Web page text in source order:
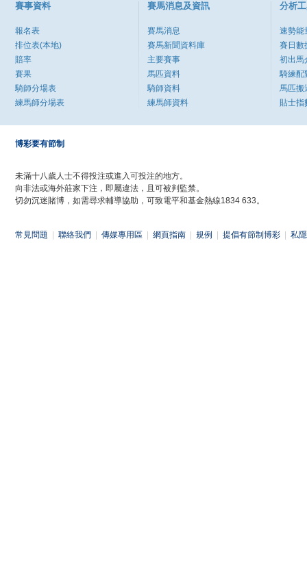
賽事資料
報名表
排位表(本地)
賠率
賽果
騎師分場表
練馬師分場表
賽馬消息及資訊
賽馬消息
賽馬新聞資料庫
主要賽事
馬匹資料
騎師資料
練馬師資料
分析
速勢能
賽日數
初出馬
騎練配
馬匹搬
貼士指
博彩要有節制
未滿十八歲人士不得投注或進入可投注的地方。
向非法或海外莊家下注，即屬違法，且可被判監禁。
切勿沉迷賭博，如需尋求輔導協助，可致電平和基金熱線1834 633。
常見問題 聯絡我們 傳媒專用區 網頁指南 規例 提倡有節制博彩 私